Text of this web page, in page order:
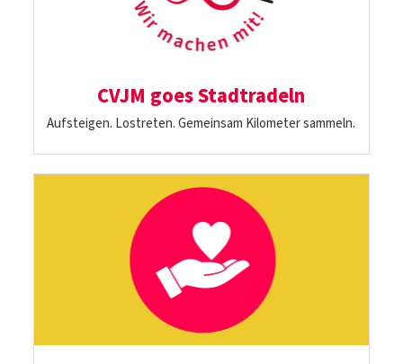
CVJM goes Stadtradeln
Aufsteigen. Lostreten. Gemeinsam Kilometer sammeln.